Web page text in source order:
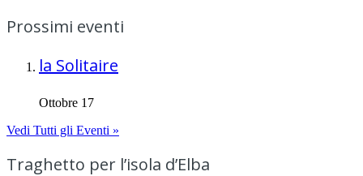
Prossimi eventi
la Solitaire
Ottobre 17
Vedi Tutti gli Eventi »
Traghetto per l’isola d’Elba